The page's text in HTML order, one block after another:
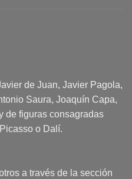
de Juan, Javier Pagola,
Saura, Joaquín Capa,
de figuras consagradas
o Dalí.
a través de la sección